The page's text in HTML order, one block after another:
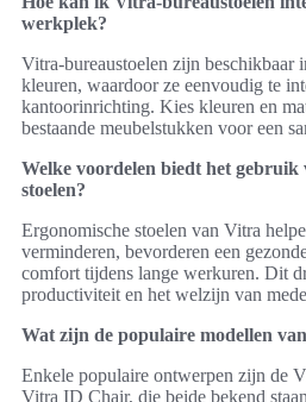
werkplek?
Vitra-bureaustoelen zijn beschikbaar
kleuren, waardoor ze eenvoudig te
kantoorinrichting. Kies kleuren en
bestaande meubelstukken voor een
Welke voordelen biedt het gebruik
stoelen?
Ergonomische stoelen van Vitra
verminderen, bevorderen een
comfort tijdens lange werkuren. Dit
productiviteit en het welzijn van
Wat zijn de populaire modellen
Enkele populaire ontwerpen zijn de
Vitra ID Chair, die beide bekend